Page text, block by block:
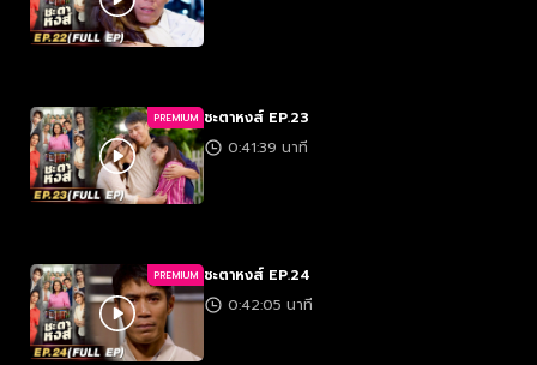
PREMIUM ชะตาหงส์ EP.23
0:41:39 นาที
PREMIUM ชะตาหงส์ EP.24
0:42:05 นาที